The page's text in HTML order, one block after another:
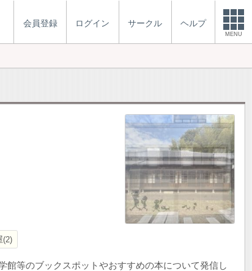
会員登録 ログイン サークル ヘルプ
MENU
2
等のブックスポットやおすすめの本について発信し